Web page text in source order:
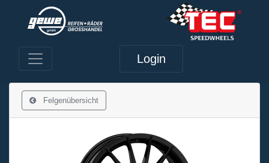
Login
Felgenübersicht